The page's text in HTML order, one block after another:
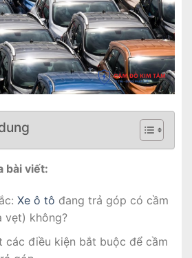
bài viết:
Xe ô tô đang trả góp có cầm
vẹt) không?
các điều kiện bắt buộc để cầm